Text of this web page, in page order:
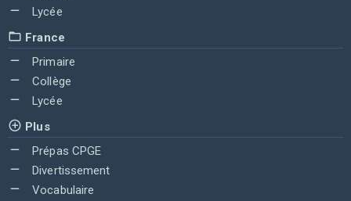
Lycée
France
Primaire
Collège
Lycée
Plus
Prépas CPGE
Divertissement
Vocabulaire